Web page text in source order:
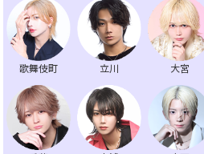
歌舞伎町 立川 大宮